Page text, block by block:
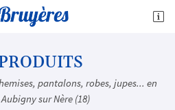

pantalons, robes, jupes... en
sur Nère (18)